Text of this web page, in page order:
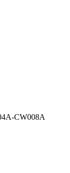
CW008A